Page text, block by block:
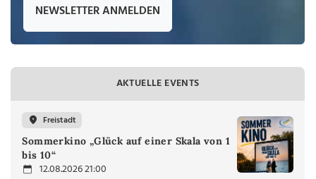
NEWSLETTER ANMELDEN
AKTUELLE EVENTS
Freistadt
Sommerkino „Glück auf einer Skala von 1
bis 10“
12.08.2026 21:00